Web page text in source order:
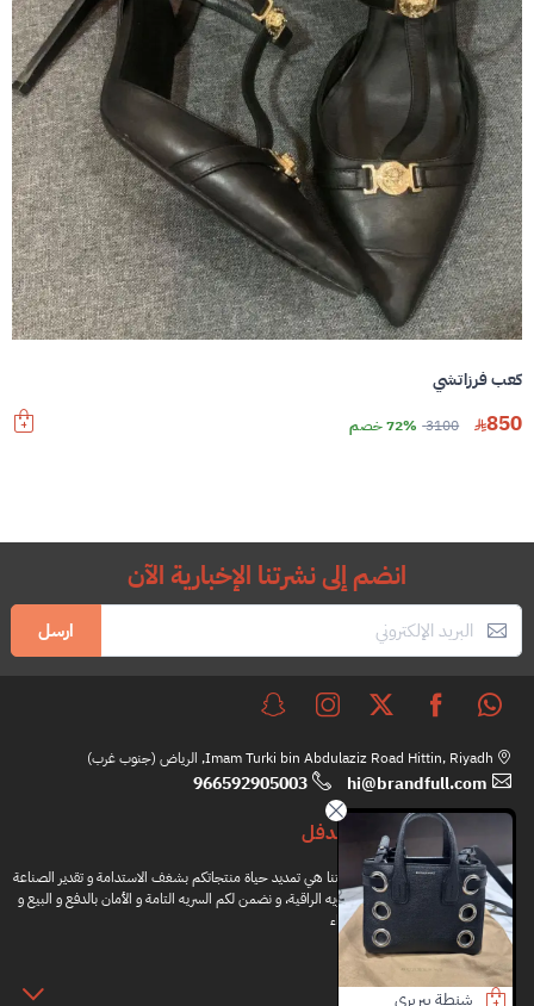
حذاء بالي
كعب فرزاتشي
850
3100 72% خصم
انضم إلى نشرتنا الإخبارية الآن
ارسل
Imam Turki bin Abdulaziz Road Hittin, Riyadh, الرياض (جنوب غرب)
hi@brandfull.com
966592905003
براندفل
مهمتنا هي تمديد حياة منتجاتكم بشغف الاستدامة و تقدير الصناعة
اليدويه الراقية، و نضمن لكم السريه التامة و الأمان بالدفع و البيع و
الشراء
المعلومات